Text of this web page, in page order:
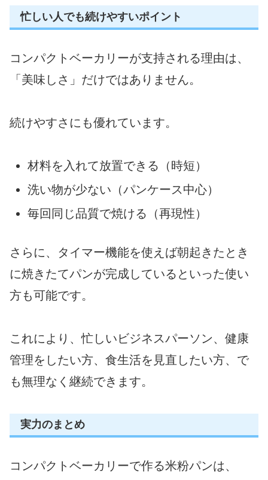
忙しい人でも続けやすいポイント
コンパクトベーカリーが支持される理由は、
「美味しさ」だけではありません。
続けやすさにも優れています。
材料を入れて放置できる（時短）
洗い物が少ない（パンケース中心）
毎回同じ品質で焼ける（再現性）
さらに、タイマー機能を使えば朝起きたとき
に焼きたてパンが完成しているといった使い
方も可能です。
これにより、忙しいビジネスパーソン、健康
管理をしたい方、食生活を見直したい方、で
も無理なく継続できます。
実力のまとめ
コンパクトベーカリーで作る米粉パンは、